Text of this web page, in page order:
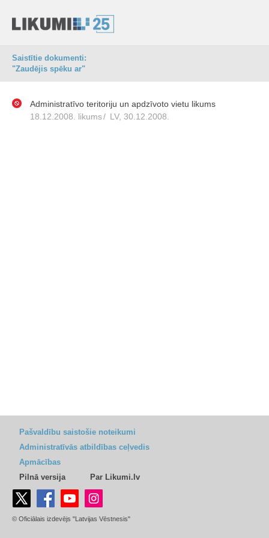
Saistītie dokumenti:
"Zaudējis spēku ar"
Administratīvo teritoriju un apdzīvoto vietu likums
18.12.2008. likums/ LV, 30.12.2008.
Pašvaldību saistošie noteikumi
Administratīvās atbildības ceļvedis
Apmācības
Pilnā versija
Par Likumi.lv
© Oficiālais izdevējs "Latvijas Vēstnesis"